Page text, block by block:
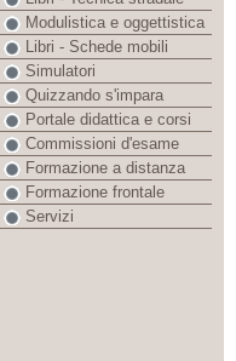
Modulistica e oggettistica
Libri - Schede mobili
Simulatori
Quizzando s'impara
Portale didattica e corsi
Commissioni d'esame
Formazione a distanza
Formazione frontale
Servizi